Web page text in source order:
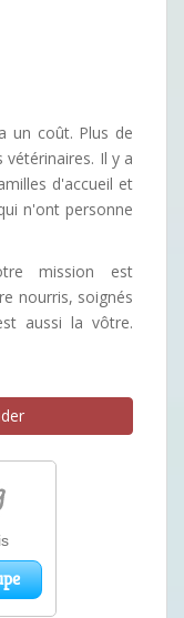
un coût. Plus de
vétérinaires. Il y a
d'accueil et
n'ont personne
mission est
nourris, soignés
aussi la vôtre.